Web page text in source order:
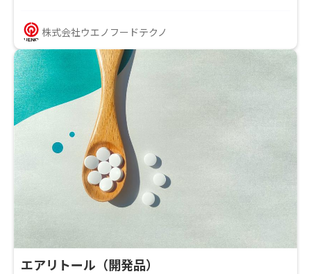
株式会社ウエノフードテクノ
エアリトール（開発品）